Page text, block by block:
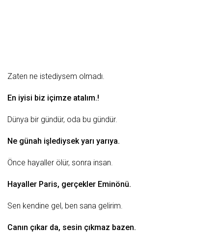
Zaten ne istediysem olmadı.
En iyisi biz içimze atalım.!
Dünya bir gündür, oda bu gündür.
Ne günah işlediysek yarı yarıya.
Önce hayaller ölür, sonra insan.
Hayaller Paris, gerçekler Eminönü.
Sen kendine gel, ben sana gelirim.
Canın çıkar da, sesin çıkmaz bazen.